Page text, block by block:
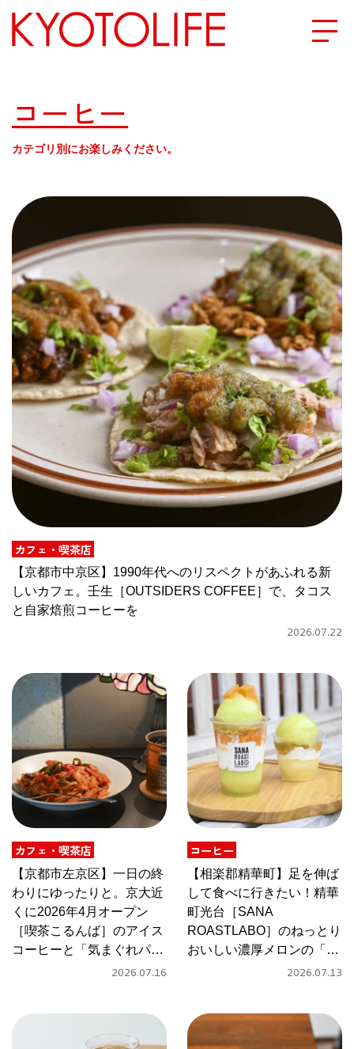
地図から探す
NEW OPEN
SERIES
CULTURE
ABOUT US
Instagram
チケットプレゼント応募
MAIN MENU
カレーが好き
京都おやつクラブ
私と店のはなし
今月の京みやげ
京都の書店
すべて
コーヒー
カテゴリ別にお楽しみください。
カフェ・喫茶店
【京都市中京区】1990年代へのリスペクトがあふれる新
しいカフェ。壬生［OUTSIDERS COFFEE］で、タコス
と自家焙煎コーヒーを
2026.07.22
カフェ・喫茶店
【京都市左京区】一日の終
わりにゆったりと。京大近
くに2026年4月オープン
［喫茶こるんば］のアイス
コーヒーと「気まぐれパス
2026.07.16
コーヒー
【相楽郡精華町】足を伸ば
して食べに行きたい！精華
町光台［SANA
ROASTLABO］のねっとり
おいしい濃厚メロンの「ジ
2026.07.13